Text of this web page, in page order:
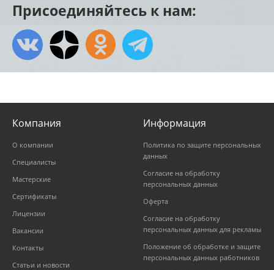
Присоединяйтесь к нам:
Компания
О компании
Специалисты
Мастерские
Сертификаты
Лицензии
Вакансии
Контакты
Статьи и новости
Информация
Политика по защите персональных
данных
Согласие на обработку
персональных данных
Оферта
Согласие на обработку
персональных данных для рекламы
Положение об обработке и защите
персональных данных работников